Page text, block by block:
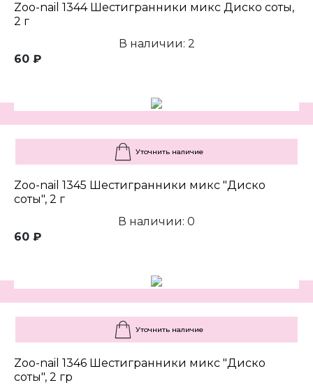
Zoo-nail 1344 Шестигранники микс Диско соты,
2 г
В наличии: 2
60 ₽
Уточнить наличие
Zoo-nail 1345 Шестигранники микс "Диско
соты", 2 г
В наличии: 0
60 ₽
Уточнить наличие
Zoo-nail 1346 Шестигранники микс "Диско
соты", 2 гр